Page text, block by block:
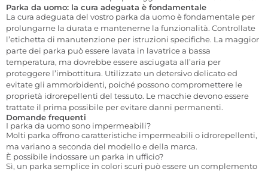
Parka da uomo: la cura adeguata è fondamentale
La cura adeguata del vostro parka da uomo è fondamentale per
prolungarne la durata e mantenerne la funzionalità. Controllate
l’etichetta di manutenzione per istruzioni specifiche. La maggior
parte dei parka può essere lavata in lavatrice a bassa
temperatura, ma dovrebbe essere asciugata all’aria per
proteggere l’imbottitura. Utilizzate un detersivo delicato ed
evitate gli ammorbidenti, poiché possono compromettere le
proprietà idrorepellenti del tessuto. Le macchie devono essere
trattate il prima possibile per evitare danni permanenti.
Domande frequenti
I parka da uomo sono impermeabili?
Molti parka offrono caratteristiche impermeabili o idrorepellenti,
ma variano a seconda del modello e della marca.
È possibile indossare un parka in ufficio?
Sì, un parka semplice in colori scuri può essere un complemento